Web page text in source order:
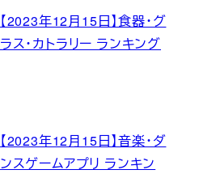
【2023年12月15日】食器・グ
ラス・カトラリー ランキング
【2023年12月15日】音楽・ダ
ンスゲームアプリ ランキン